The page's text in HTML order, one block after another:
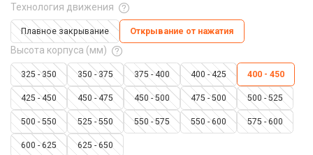
Технология движения
Плавное закрывание Открывание от нажатия
Высота корпуса (мм)
325 - 350 350 - 375 375 - 400 400 - 425 400 - 450
425 - 450 450 - 475 450 - 500 475 - 500 500 - 525
500 - 550 525 - 550 550 - 575 550 - 600 575 - 600
600 - 625 625 - 650